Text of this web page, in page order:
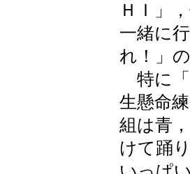
ＨＩ」
一緒に
れ！」
特に「
生懸命
組は青
けて踊